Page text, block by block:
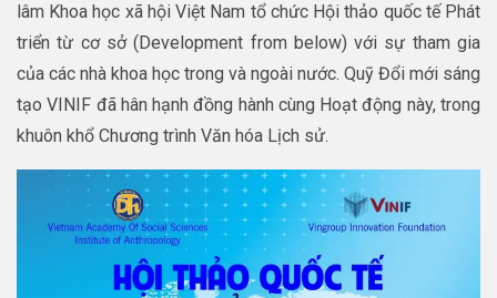
lâm Khoa học xã hội Việt Nam tổ chức Hội thảo quốc tế Phát
triển từ cơ sở (Development from below) với sự tham gia
của các nhà khoa học trong và ngoài nước. Quỹ Đổi mới sáng
tạo VINIF đã hân hạnh đồng hành cùng Hoạt động này, trong
khuôn khổ Chương trình Văn hóa Lịch sử.